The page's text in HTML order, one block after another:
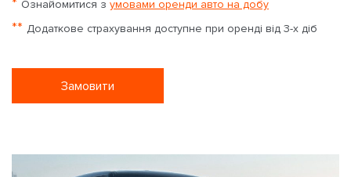
Ознайомитися з умовами оренди авто на добу
** Додаткове страхування доступне при оренді від 3-х діб
Замовити